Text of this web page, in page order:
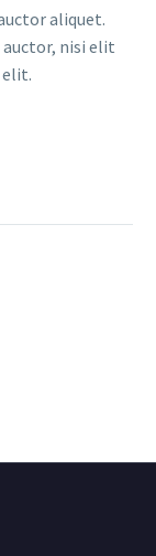
aliquet.
nisi elit
elit.